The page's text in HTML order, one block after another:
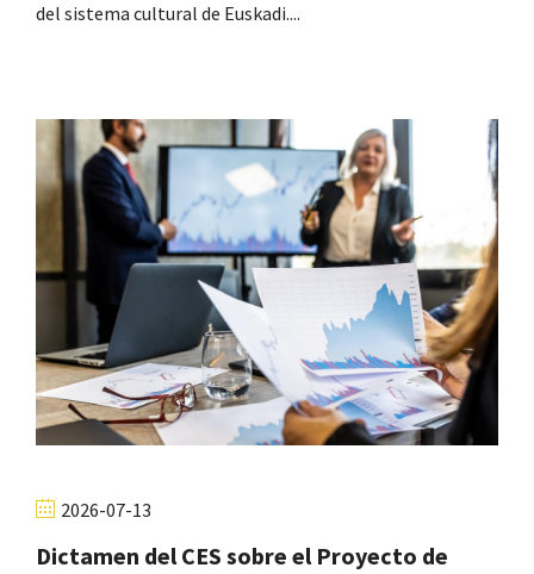
del sistema cultural de Euskadi....
2026-07-13
Dictamen del CES sobre el Proyecto de